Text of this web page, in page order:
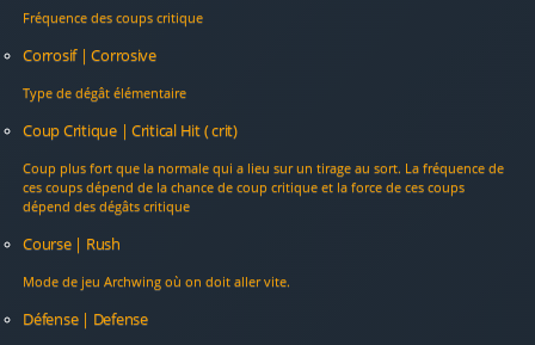
Fréquence des coups critique
Corrosif | Corrosive
Type de dégât élémentaire
Coup Critique | Critical Hit ( crit)
Coup plus fort que la normale qui a lieu sur un tirage au sort. La fréquence de
ces coups dépend de la chance de coup critique et la force de ces coups
dépend des dégâts critique
Course | Rush
Mode de jeu Archwing où on doit aller vite.
Défense | Defense